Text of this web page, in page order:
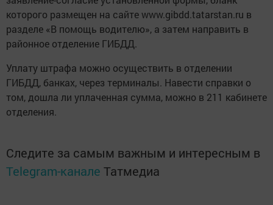
которого размещен на сайте www.gibdd.tatarstan.ru в
разделе «В помощь водителю», а затем направить в
районное отделение ГИБДД.
Уплату штрафа можно осуществить в отделении
ГИБДД, банках, через терминалы. Навести справки о
том, дошла ли уплаченная сумма, можно в 211 кабинете
отделения.
Следите за самым важным и интересным в
Telegram-канале Татмедиа